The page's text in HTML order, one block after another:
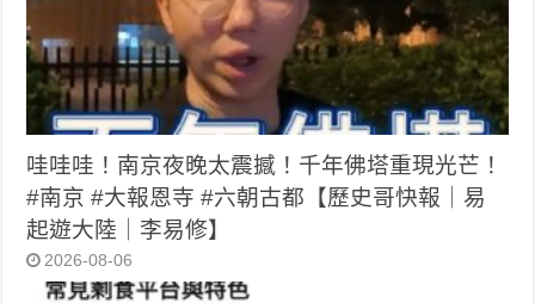
哇哇哇！南京夜晚太震撼！千年佛塔重現光芒！
#南京 #大報恩寺 #六朝古都【歷史哥快報｜易
起遊大陸｜李易修】
2026-08-06